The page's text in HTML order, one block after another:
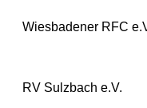
Wiesbadener RFC
RV Sulzbach e.V.